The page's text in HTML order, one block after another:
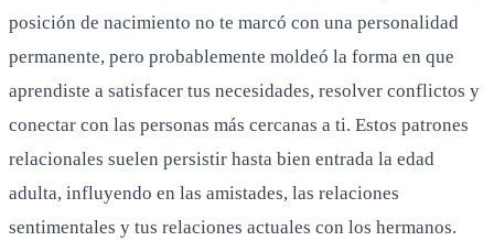
posición de nacimiento no te marcó con una personalidad
permanente, pero probablemente moldeó la forma en que
aprendiste a satisfacer tus necesidades, resolver conflictos y
conectar con las personas más cercanas a ti. Estos patrones
relacionales suelen persistir hasta bien entrada la edad
adulta, influyendo en las amistades, las relaciones
sentimentales y tus relaciones actuales con los hermanos.